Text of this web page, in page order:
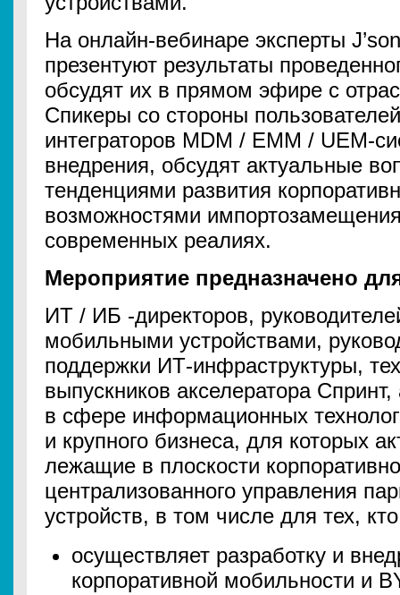
На онлайн-вебинаре эксперты
презентуют результаты
обсудят их в прямом эфире с
Спикеры со стороны
интеграторов MDM / EMM / UEM-
внедрения, обсудят актуальные
тенденциями развития
возможностями
современных реалиях.
Мероприятие предназначено
ИТ / ИБ -директоров,
мобильными устройствами,
поддержки ИТ-инфраструктуры,
выпускников акселератора
в сфере информационных
и крупного бизнеса, для которых
лежащие в плоскости
централизованного управления
устройств, в том числе для тех,
осуществляет разработку и
корпоративной мобильности и